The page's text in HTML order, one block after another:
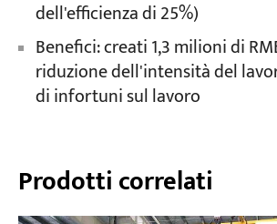
dell'efficienza di 25%)
Benefici: creati 1,3 milioni di
riduzione dell'intensità del
di infortuni sul lavoro
Prodotti correlati